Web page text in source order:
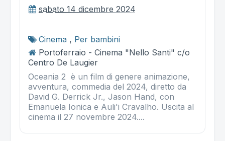
sabato 14 dicembre 2024
Cinema , Per bambini
Portoferraio - Cinema "Nello Santi" c/o
Centro De Laugier
Oceania 2 è un film di genere animazione,
avventura, commedia del 2024, diretto da
David G. Derrick Jr., Jason Hand, con
Emanuela Ionica e Auli'i Cravalho. Uscita al
cinema il 27 novembre 2024....